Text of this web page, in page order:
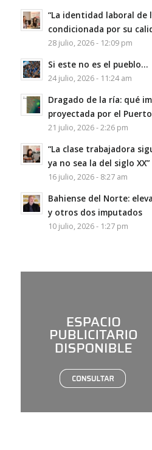
“La identidad laboral de
condicionada por su
28 julio, 2026 - 12:09 pm
Si este no es el pueblo…
24 julio, 2026 - 11:24 am
Dragado de la ría: qué
proyectada por el
21 julio, 2026 - 2:26 pm
“La clase trabajadora
ya no sea la del siglo XX”
16 julio, 2026 - 8:27 am
Bahiense del Norte:
y otros dos imputados
10 julio, 2026 - 1:27 pm